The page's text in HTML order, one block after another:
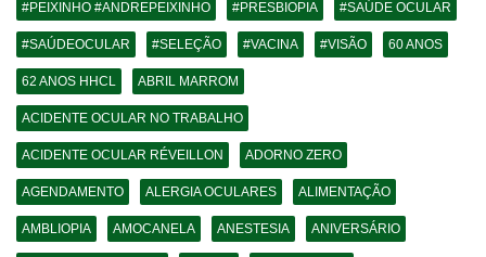
#PEIXINHO #ANDREPEIXINHO #PRESBIOPIA #SAÚDE OCULAR
#SAÚDEOCULAR #SELEÇÃO #VACINA #VISÃO 60 ANOS
62 ANOS HHCL ABRIL MARROM
ACIDENTE OCULAR NO TRABALHO
ACIDENTE OCULAR RÉVEILLON ADORNO ZERO
AGENDAMENTO ALERGIA OCULARES ALIMENTAÇÃO
AMBLIOPIA AMOCANELA ANESTESIA ANIVERSÁRIO